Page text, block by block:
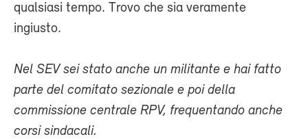
qualsiasi tempo. Trovo che sia veramente
ingiusto.
Nel SEV sei stato anche un militante e hai fatto
parte del comitato sezionale e poi della
commissione centrale RPV, frequentando anche
corsi sindacali.